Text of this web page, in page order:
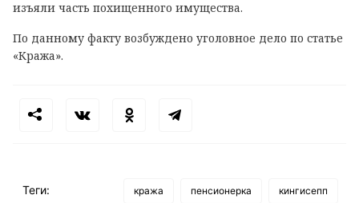
изъяли часть похищенного имущества.
По данному факту возбуждено уголовное дело по статье
«Кража».
Теги: кража пенсионерка кингисепп